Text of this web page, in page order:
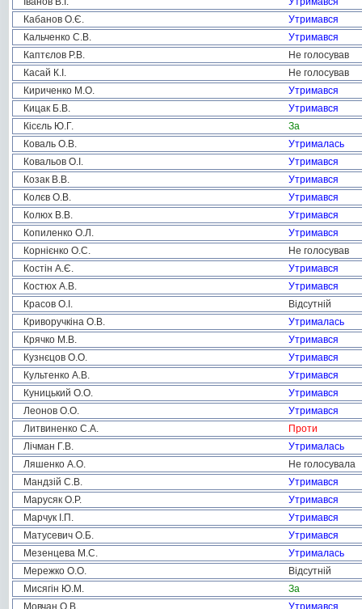
Кабанов О.Є.
Утримався
Кальченко С.В.
Утримався
Каптєлов Р.В.
Не голосував
Касай К.І.
Не голосував
Кириченко М.О.
Утримався
Кицак Б.В.
Утримався
Кісєль Ю.Г.
За
Коваль О.В.
Утрималась
Ковальов О.І.
Утримався
Козак В.В.
Утримався
Колєв О.В.
Утримався
Колюх В.В.
Утримався
Копиленко О.Л.
Утримався
Корнієнко О.С.
Не голосував
Костін А.Є.
Утримався
Костюх А.В.
Утримався
Красов О.І.
Відсутній
Криворучкіна О.В.
Утрималась
Крячко М.В.
Утримався
Кузнєцов О.О.
Утримався
Культенко А.В.
Утримався
Куницький О.О.
Утримався
Леонов О.О.
Утримався
Литвиненко С.А.
Проти
Лічман Г.В.
Утрималась
Ляшенко А.О.
Не голосувала
Мандзій С.В.
Утримався
Марусяк О.Р.
Утримався
Марчук І.П.
Утримався
Матусевич О.Б.
Утримався
Мезенцева М.С.
Утрималась
Мережко О.О.
Відсутній
Мисягін Ю.М.
За
Мовчан О.В.
Утримався